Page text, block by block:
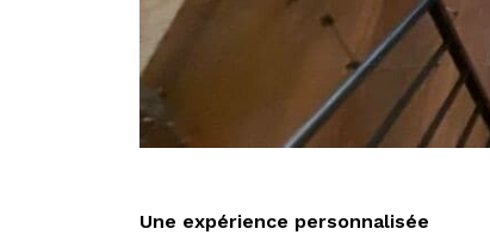
Une expérience personnalisée